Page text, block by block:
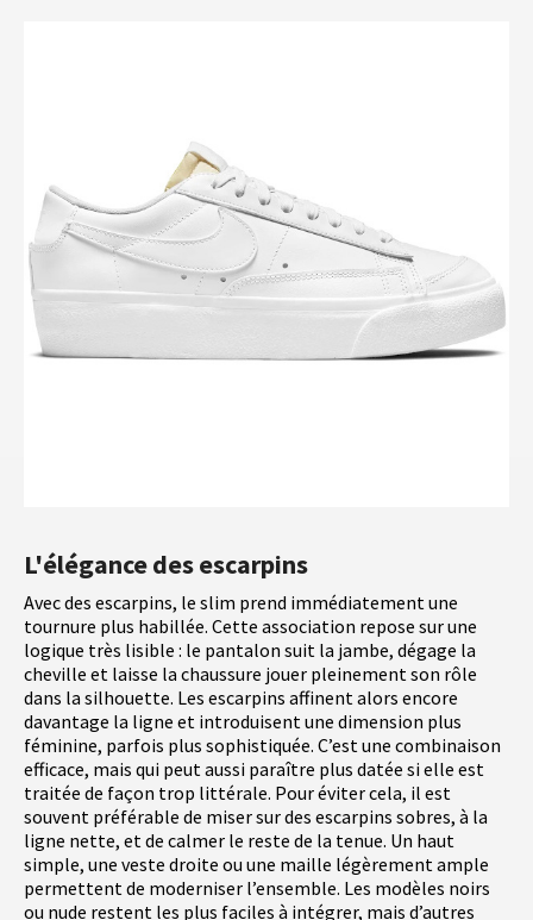
L'élégance des escarpins
Avec des escarpins, le slim prend immédiatement une
tournure plus habillée. Cette association repose sur une
logique très lisible : le pantalon suit la jambe, dégage la
cheville et laisse la chaussure jouer pleinement son rôle
dans la silhouette. Les escarpins affinent alors encore
davantage la ligne et introduisent une dimension plus
féminine, parfois plus sophistiquée. C’est une combinaison
efficace, mais qui peut aussi paraître plus datée si elle est
traitée de façon trop littérale. Pour éviter cela, il est
souvent préférable de miser sur des escarpins sobres, à la
ligne nette, et de calmer le reste de la tenue. Un haut
simple, une veste droite ou une maille légèrement ample
permettent de moderniser l’ensemble. Les modèles noirs
ou nude restent les plus faciles à intégrer, mais d’autres